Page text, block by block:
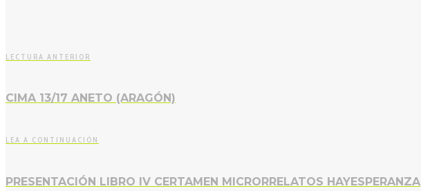
LECTURA ANTERIOR
CIMA 13/17 ANETO (ARAGÓN)
LEA A CONTINUACIÓN
PRESENTACIÓN LIBRO IV CERTAMEN MICRORRELATOS HAYESPERANZA